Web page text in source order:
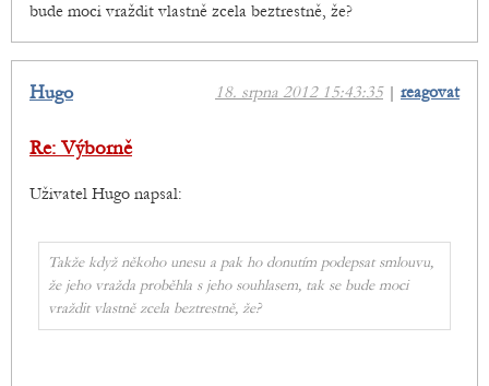
bude moci vraždit vlastně zcela beztrestně, že?
18. srpna 2012 15:43:35| reagovat
Hugo
Re: Výborně
Uživatel Hugo napsal:
Takže když někoho unesu a pak ho donutím podepsat smlouvu,
že jeho vražda proběhla s jeho souhlasem, tak se bude moci
vraždit vlastně zcela beztrestně, že?